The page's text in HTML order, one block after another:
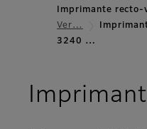
Imprimante recto-
Ver…
3240 …